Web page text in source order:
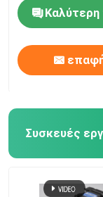
Καλύτερη
Συσκευές